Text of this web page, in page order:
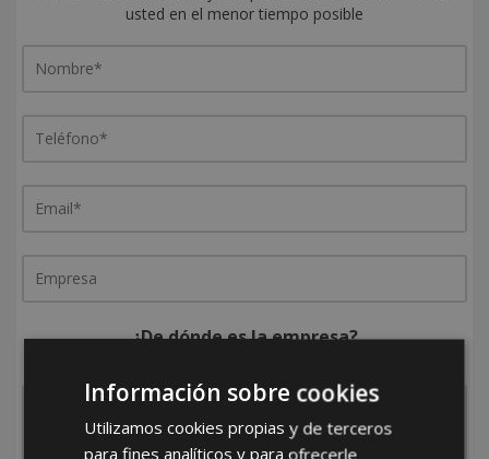
usted en el menor tiempo posible
¿De dónde es la empresa?
Información sobre cookies
Utilizamos cookies propias y de terceros
para fines analíticos y para ofrecerle